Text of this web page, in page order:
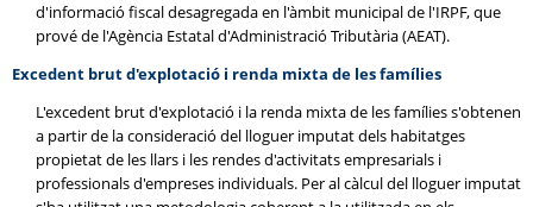
d'informació fiscal desagregada en l'àmbit municipal de l'IRPF, que
prové de l'Agència Estatal d'Administració Tributària (AEAT).
Excedent brut d'explotació i renda mixta de les famílies
L'excedent brut d'explotació i la renda mixta de les famílies s'obtenen
a partir de la consideració del lloguer imputat dels habitatges
propietat de les llars i les rendes d'activitats empresarials i
professionals d'empreses individuals. Per al càlcul del lloguer imputat